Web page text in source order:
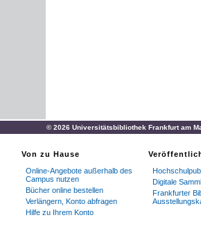
© 2026 Universitätsbibliothek Frankfurt am
Von zu Hause
Online-Angebote außerhalb des
Campus nutzen
Bücher online bestellen
Verlängern, Konto abfragen
Hilfe zu Ihrem Konto
Digitale
Frankfurter